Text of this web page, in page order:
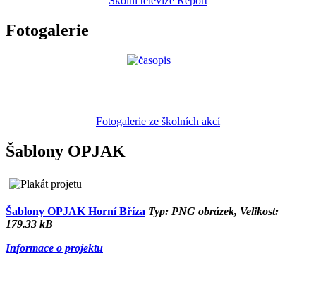
Fotogalerie
Fotogalerie ze školních akcí
Šablony OPJAK
Šablony OPJAK Horní Bříza Typ: PNG obrázek, Velikost:
179.33 kB
Informace o projektu